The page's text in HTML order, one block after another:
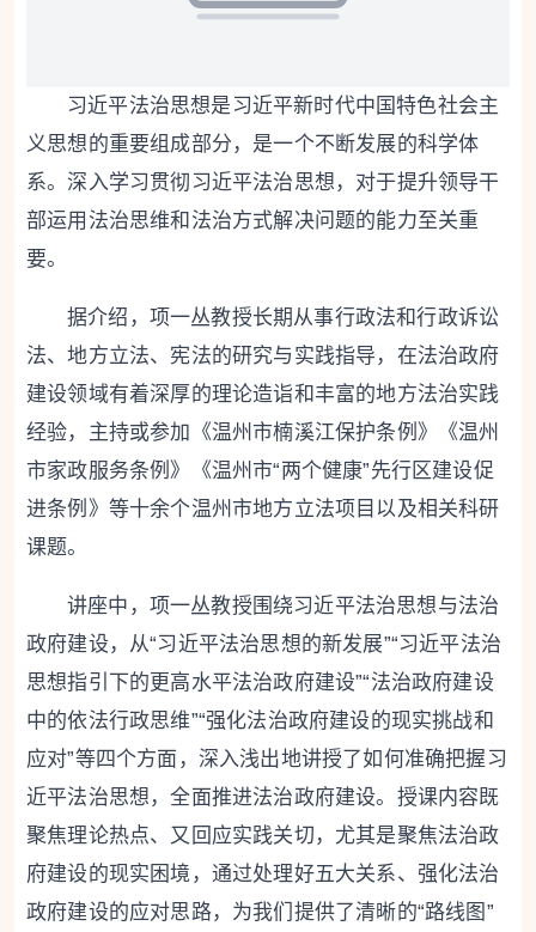
习近平法治思想是习近平新时代中国特色社会主
义思想的重要组成部分，是一个不断发展的科学体
系。深入学习贯彻习近平法治思想，对于提升领导干
部运用法治思维和法治方式解决问题的能力至关重
要。
据介绍，项一丛教授长期从事行政法和行政诉讼
法、地方立法、宪法的研究与实践指导，在法治政府
建设领域有着深厚的理论造诣和丰富的地方法治实践
经验，主持或参加《温州市楠溪江保护条例》《温州
市家政服务条例》《温州市“两个健康”先行区建设促
进条例》等十余个温州市地方立法项目以及相关科研
课题。
讲座中，项一丛教授围绕习近平法治思想与法治
政府建设，从“习近平法治思想的新发展”“习近平法治
思想指引下的更高水平法治政府建设”“法治政府建设
中的依法行政思维”“强化法治政府建设的现实挑战和
应对”等四个方面，深入浅出地讲授了如何准确把握习
近平法治思想，全面推进法治政府建设。授课内容既
聚焦理论热点、又回应实践关切，尤其是聚焦法治政
府建设的现实困境，通过处理好五大关系、强化法治
政府建设的应对思路，为我们提供了清晰的“路线图”